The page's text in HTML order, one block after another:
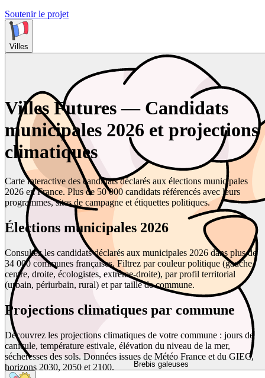
Soutenir le projet
Villes
Brebis galeuses
Villes Futures — Candidats
municipales 2026 et projections
climatiques
Carte interactive des candidats déclarés aux élections municipales
2026 en France. Plus de 50 000 candidats référencés avec leurs
programmes, sites de campagne et étiquettes politiques.
Élections municipales 2026
Consultez les candidats déclarés aux municipales 2026 dans plus de
34 000 communes françaises. Filtrez par couleur politique (gauche,
centre, droite, écologistes, extrême-droite), par profil territorial
(urbain, périurbain, rural) et par taille de commune.
Projections climatiques par commune
Découvrez les projections climatiques de votre commune : jours de
canicule, température estivale, élévation du niveau de la mer,
sécheresses des sols. Données issues de Météo France et du GIEC,
horizons 2030, 2050 et 2100.